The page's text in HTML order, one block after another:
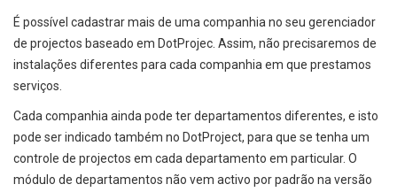
É possível cadastrar mais de uma companhia no seu gerenciador
de projectos baseado em DotProjec. Assim, não precisaremos de
instalações diferentes para cada companhia em que prestamos
serviços.
Cada companhia ainda pode ter departamentos diferentes, e isto
pode ser indicado também no DotProject, para que se tenha um
controle de projectos em cada departamento em particular. O
módulo de departamentos não vem activo por padrão na versão